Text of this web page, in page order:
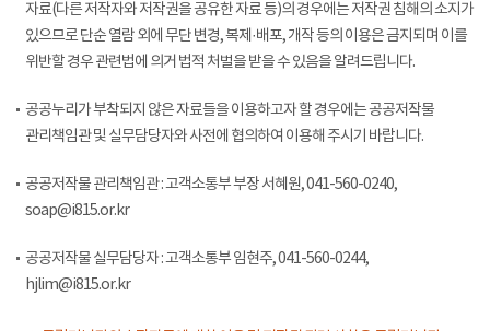
자료(다른 저작자와 저작권을 공유한 자료 등)의 경우에는 저작권 침해의 소지가
있으므로 단순 열람 외에 무단 변경, 복제·배포, 개작 등의 이용은 금지되며 이를
위반할 경우 관련법에 의거 법적 처벌을 받을 수 있음을 알려드립니다.
공공누리가 부착되지 않은 자료들을 이용하고자 할 경우에는 공공저작물
관리책임관 및 실무담당자와 사전에 협의하여 이용해 주시기 바랍니다.
공공저작물 관리책임관 : 고객소통부 부장 서혜원, 041-560-0240,
soap@i815.or.kr
공공저작물 실무담당자 : 고객소통부 임현주, 041-560-0244,
hjlim@i815.or.kr